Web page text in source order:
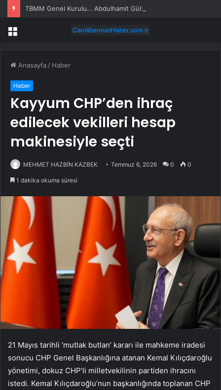
Menü
Anasayfa / Haber
Haber
Kayyum CHP’den ihraç
edilecek vekilleri hesap
makinesiyle seçti
MEHMET HAZBİN KAZBEK Temmuz 6, 2026 0 0
1 dakika okuma süresi
21 Mayıs tarihli ‘mutlak butlan’ kararı ile mahkeme iradesi
sonucu CHP Genel Başkanlığına atanan Kemal Kılıçdaroğlu
yönetimi, dokuz CHP’li milletvekilinin partiden ihracını
istedi. Kemal Kılıçdaroğlu’nun başkanlığında toplanan CHP